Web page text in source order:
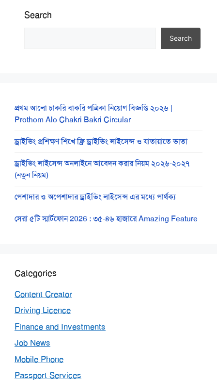
Search
Search
প্রথম আলো চাকরি বাকরি পত্রিকা নিয়োগ বিজ্ঞপ্তি ২০২৬ |
Prothom Alo Chakri Bakri Circular
ড্রাইভিং প্রশিক্ষণ শিখে ফ্রি ড্রাইভিং লাইসেন্স ও যাতায়াতে ভাতা
ড্রাইভিং লাইসেন্স অনলাইনে আবেদন করার নিয়ম ২০২৬-২০২৭
(নতুন নিয়ম)
পেশাদার ও অপেশাদার ড্রাইভিং লাইসেন্স এর মধ্যে পার্থক্য
সেরা ৫টি স্মার্টফোন 2026 : ৩৫-৪৬ হাজারে Amazing Feature
Categories
Content Creator
Driving Licence
Finance and Investments
Job News
Mobile Phone
Passport Services